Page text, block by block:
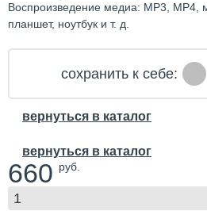
Воспроизведение медиа: MP3, MP4,
планшет, ноутбук и т. д.
сохранить к себе:
вернуться в каталог
вернуться в каталог
660 руб.